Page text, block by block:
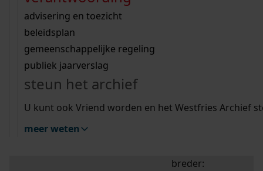
bouwvergunningen
omgevingsvergunningen
vergunningen
beeld en geluid
uitleg nodig?
Wij helpen u op weg met een aantal zoektips.
bekijk alle zoektips
Wij helpen u op weg met een aantal zoektips.
bekijk alle zoektips
bekijk ons geschiedenislokaal
advisering en toezicht
beleidsplan
gemeenschappelijke regeling
publiek jaarverslag
steun het archief
U kunt ook Vriend worden en het Westfries Archief
meer weten
zoektips
Mijn Studiezaal (inloggen)
uw zoekopdracht te
breder: